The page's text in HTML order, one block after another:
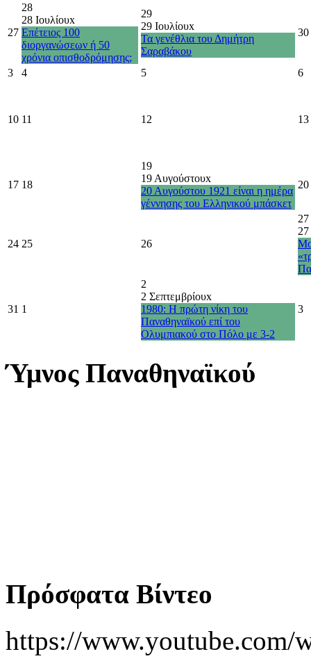
27
28
28 Ιουλίουx
Επέτειος 100
διοργανώσεων ή 50
χρόνια οπισθοδρόμησης;
29
29 Ιουλίουx
Τα γενέθλια του Δημήτρη
Σαραβάκου
30
3 4 5 6
10 11 12 13
17 18
19
19 Αυγούστουx
20 Αυγούστου 1921 είναι η ημέρα
γέννησης του Ελληνικού μπάσκετ
20
24 25 26
27
31 1
2
2 Σεπτεμβρίουx
1980: Η πρώτη νίκη του
Παναθηναϊκού επί του
Ολυμπιακού στο Πόλο με 3-2
3
Ύμνος Παναθηναϊκού
Πρόσφατα Βίντεο
https://